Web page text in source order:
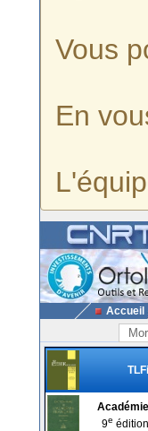
Vous
En
Accueil
TLFi
Académie
9e édition